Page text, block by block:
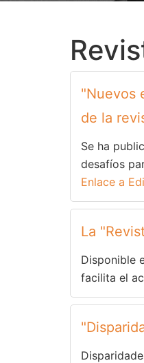
"Nuevos
de la
Se ha
desafíos
Enlace a
La
Disponible
facilita el